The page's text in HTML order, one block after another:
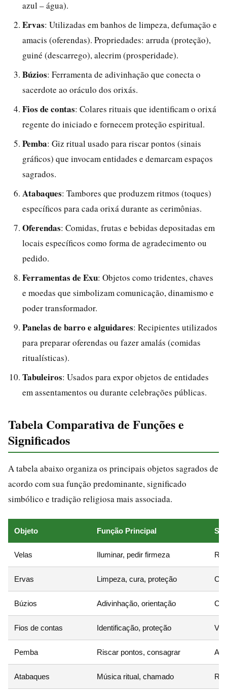
azul – água).
Ervas: Utilizadas em banhos de limpeza, defumação e
amacis (oferendas). Propriedades: arruda (proteção),
guiné (descarrego), alecrim (prosperidade).
Búzios: Ferramenta de adivinhação que conecta o
sacerdote ao oráculo dos orixás.
Fios de contas: Colares rituais que identificam o orixá
regente do iniciado e fornecem proteção espiritual.
Pemba: Giz ritual usado para riscar pontos (sinais
gráficos) que invocam entidades e demarcam espaços
sagrados.
Atabaques: Tambores que produzem ritmos (toques)
específicos para cada orixá durante as cerimônias.
Oferendas: Comidas, frutas e bebidas depositadas em
locais específicos como forma de agradecimento ou
pedido.
Ferramentas de Exu: Objetos como tridentes, chaves
e moedas que simbolizam comunicação, dinamismo e
poder transformador.
Panelas de barro e alguidares: Recipientes utilizados
para preparar oferendas ou fazer amalás (comidas
ritualísticas).
Tabuleiros: Usados para expor objetos de entidades
em assentamentos ou durante celebrações públicas.
Tabela Comparativa de Funções e
Significados
A tabela abaixo organiza os principais objetos sagrados de
acordo com sua função predominante, significado
simbólico e tradição religiosa mais associada.
Objeto Função Principal
Velas Iluminar, pedir firmeza
Ervas Limpeza, cura, proteção
Búzios Adivinhação, orientação
Fios de contas Identificação, proteção
Pemba Riscar pontos, consagrar
Atabaques Música ritual, chamado